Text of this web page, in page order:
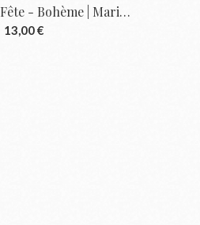
Dies - Jour De Fête - Bohème | Marie-LN...
13,00 €